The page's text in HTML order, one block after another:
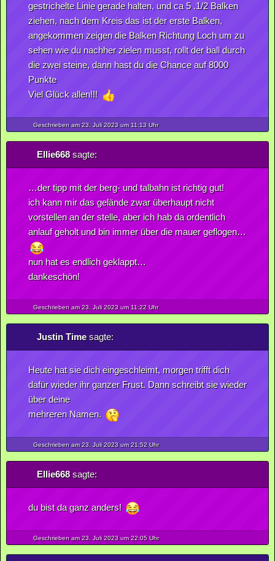
gestrichelte Linie gerade halten, und ca 5 .1/2 Balken
ziehen, nach dem Kreis das ist der erste Balken,
angekommen zeigen die Balken Richtung Loch um zu
sehen wie du nachher zielen musst, rollt der ball durch
die zwei steine, dann hast du die Chance auf 8000
Punkte
Viel Glück allen!!!
Geschrieben am 23. Juli2023um 11:13 Uhr
Ellie668sagte:
…der tipp mit der berg- und talbahn ist richtig gut!
ich kann mir das gelände zwar überhaupt nicht
vorstellen an der stelle, aber ich hab da ordentlich
anlauf geholt und bin immer über die mauer geflogen…
nun hat es endlich geklappt…
dankeschön!
Geschrieben am 23. Juli2023um 11:22 Uhr
Justin Timesagte:
Heute hat sie dich eingeschleimt, morgen trifft dich
dafür wieder ihr ganzer Frust. Dann schreibt sie wieder
über deine
mehreren Namen.
Geschrieben am 23. Juli2023um 21:52 Uhr
Ellie668sagte:
du bist da ganz anders!
Geschrieben am 23. Juli2023um 22:05 Uhr